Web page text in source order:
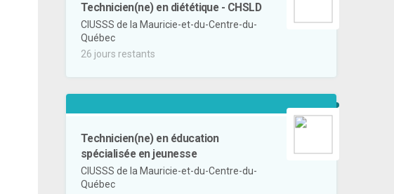
Technicien(ne) en diététique - CHSLD
CIUSSS de la Mauricie-et-du-Centre-du-
Québec
26 jours restants
Technicien(ne) en éducation
spécialisée en jeunesse
CIUSSS de la Mauricie-et-du-Centre-du-
Québec